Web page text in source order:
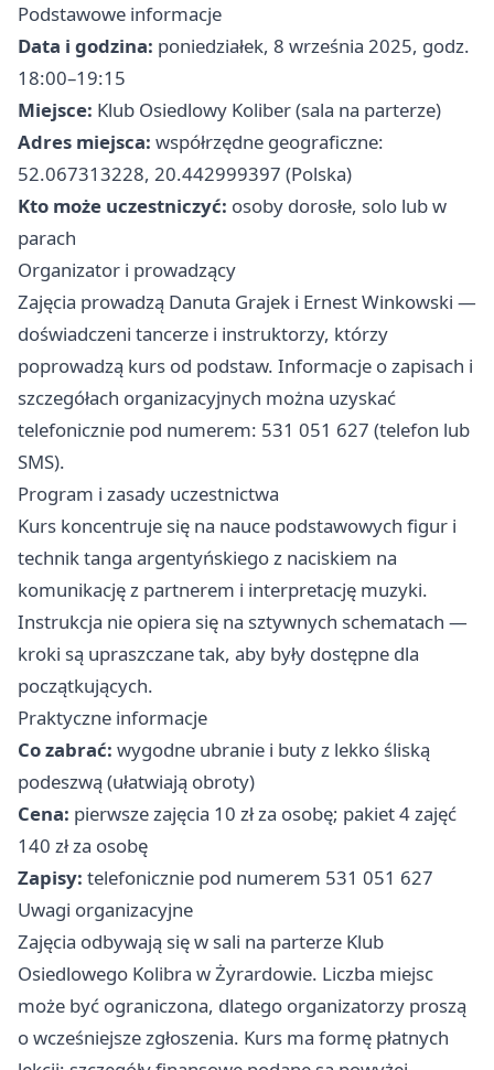
Podstawowe informacje
Data i godzina: poniedziałek, 8 września 2025, godz.
18:00–19:15
Miejsce: Klub Osiedlowy Koliber (sala na parterze)
Adres miejsca: współrzędne geograficzne:
52.067313228, 20.442999397 (Polska)
Kto może uczestniczyć: osoby dorosłe, solo lub w
parach
Organizator i prowadzący
Zajęcia prowadzą Danuta Grajek i Ernest Winkowski —
doświadczeni tancerze i instruktorzy, którzy
poprowadzą kurs od podstaw. Informacje o zapisach i
szczegółach organizacyjnych można uzyskać
telefonicznie pod numerem: 531 051 627 (telefon lub
SMS).
Program i zasady uczestnictwa
Kurs koncentruje się na nauce podstawowych figur i
technik tanga argentyńskiego z naciskiem na
komunikację z partnerem i interpretację muzyki.
Instrukcja nie opiera się na sztywnych schematach —
kroki są upraszczane tak, aby były dostępne dla
początkujących.
Praktyczne informacje
Co zabrać: wygodne ubranie i buty z lekko śliską
podeszwą (ułatwiają obroty)
Cena: pierwsze zajęcia 10 zł za osobę; pakiet 4 zajęć
140 zł za osobę
Zapisy: telefonicznie pod numerem 531 051 627
Uwagi organizacyjne
Zajęcia odbywają się w sali na parterze Klub
Osiedlowego Kolibra w Żyrardowie. Liczba miejsc
może być ograniczona, dlatego organizatorzy proszą
o wcześniejsze zgłoszenia. Kurs ma formę płatnych